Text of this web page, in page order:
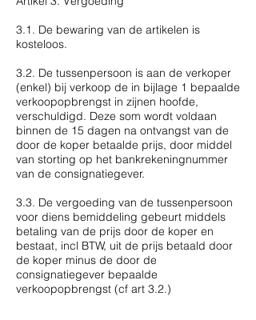
3.1. De bewaring van de artikelen is
kosteloos.
3.2. De tussenpersoon is aan de verkoper
(enkel) bij verkoop de in bijlage 1 bepaalde
verkoopopbrengst in zijnen hoofde,
verschuldigd. Deze som wordt voldaan
binnen de 15 dagen na ontvangst van de
door de koper betaalde prijs, door middel
van storting op het bankrekeningnummer
van de consignatiegever.
3.3. De vergoeding van de tussenpersoon
voor diens bemiddeling gebeurt middels
betaling van de prijs door de koper en
bestaat, incl BTW, uit de prijs betaald door
de koper minus de door de
consignatiegever bepaalde
verkoopopbrengst (cf art 3.2.)